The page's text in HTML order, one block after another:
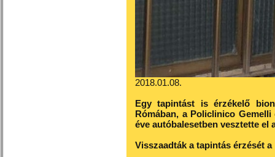
2018.01.08.
Egy tapintást is érzékelő
Rómában, a Policlinico
éve autóbalesetben vesztette el
Visszaadták a tapintás érzését